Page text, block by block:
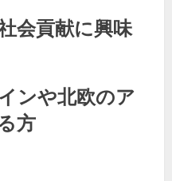
会貢献に興味
ンや北欧のア
方